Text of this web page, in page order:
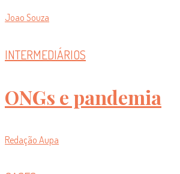
Joao Souza
INTERMEDIÁRIOS
ONGs e pandemia
Redação Aupa